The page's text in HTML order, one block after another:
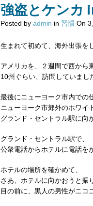
強盗とケンカ
Posted by admin in 習慣 On 3
生まれて初めて、海外出張を
アメリカを、２週間で西から
10州ぐらい、訪問していまし
最後にニューヨーク市内での
ニューヨーク市郊外のホワイ
グランド・セントラル駅に向
グランド・セントラル駅で、
公衆電話からホテルに電話を
ホテルの場所を確かめて、
さあ、ホテルに向かおうと振
目の前に、黒人の男性がニコ